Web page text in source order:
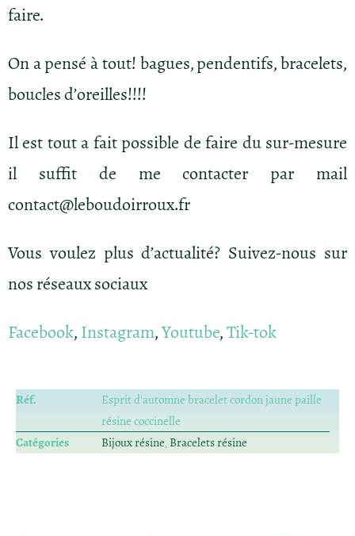
faire.
On a pensé à tout! bagues, pendentifs, bracelets,
boucles d’oreilles!!!!
Il est tout a fait possible de faire du sur-mesure
il suffit de me contacter par mail
contact@leboudoirroux.fr
Vous voulez plus d’actualité? Suivez-nous sur
nos réseaux sociaux
Facebook,Instagram,Youtube,Tik-tok
Réf.
Esprit d'automne bracelet cordon jaune paille
résine coccinelle
Catégories
Bijoux résine,Bracelets résine